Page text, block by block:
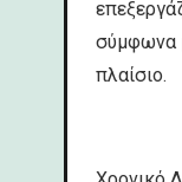
σύμφωνα
πλαίσιο.